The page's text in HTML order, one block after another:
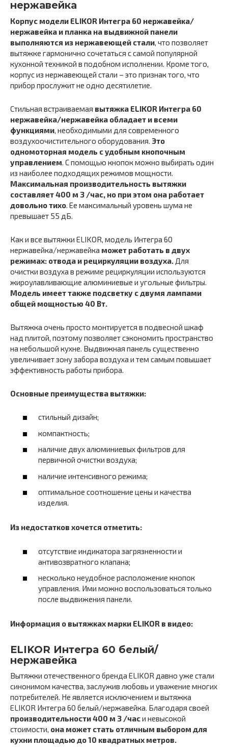
нержавейка
Корпус модели ELIKOR Интегра 60 нержавейка/
нержавейка и планка на выдвижной панели
выполняются из нержавеющей стали, что позволяет
вытяжке гармонично сочетаться с самой популярной
кухонной техникой в подобном исполнении. Кроме того,
корпус из нержавеющей стали – это признак того, что
прибор прослужит не одно десятилетие.
Стильная встраиваемая вытяжка ELIKOR Интегра 60
нержавейка/нержавейка обладает и всеми
функциями, необходимыми для современного
воздухоочистительного оборудования. Это
одномоторная модель с удобным кнопочным
управлением. С помощью кнопок можно выбирать один
из наиболее подходящих режимов мощности.
Максимальная производительность вытяжки
составляет 400 м 3 /час, но при этом она работает
довольно тихо. Ее максимальный уровень шума не
превышает 55 дБ.
Как и все вытяжки ELIKOR, модель Интегра 60
нержавейка/нержавейка может работать в двух
режимах: отвода и рециркуляции воздуха. Для
очистки воздуха в режиме рециркуляции используются
жироулавливающие алюминиевые и угольные фильтры.
Модель имеет также подсветку с двумя лампами
общей мощностью 40 Вт.
Вытяжка очень просто монтируется в подвесной шкаф
над плитой, поэтому позволяет сэкономить пространство
на небольшой кухне. Выдвижная панель существенно
увеличивает зону забора воздуха и тем самым повышает
эффективность работы прибора.
Основные преимущества вытяжки:
стильный дизайн;
компактность;
наличие двух алюминиевых фильтров для
первичной очистки воздуха;
наличие интенсивного режима;
оптимальное соотношение цены и качества
изделия.
Из недостатков хочется отметить:
отсутствие индикатора загрязненности и
антивозвратного клапана;
несколько неудобное расположение кнопок
управления. Ими можно воспользоваться только
после выдвижения панели.
Информация о вытяжках марки ELIKOR в видео:
ELIKOR Интегра 60 белый/
нержавейка
Вытяжки отечественного бренда ELIKOR давно уже стали
синонимом качества, заслужив любовь и уважение многих
потребителей. Не является исключением и вытяжка
ELIKOR Интегра 60 белый/нержавейка. Благодаря своей
производительности 400 м 3 /часи невысокой
стоимости, она может стать отличным выбором для
кухни площадью до 10 квадратных метров.